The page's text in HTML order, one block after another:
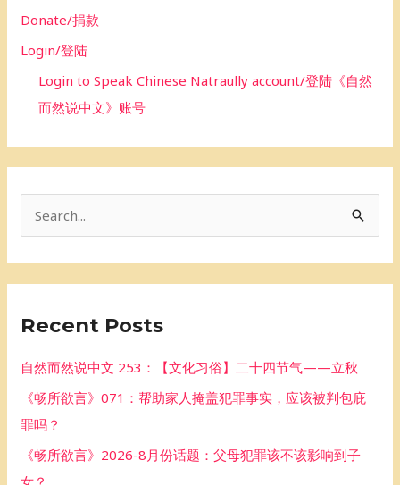
Donate/捐款
Login/登陆
Login to Speak Chinese Natraully account/登陆《自然
而然说中文》账号
c
f
r
Recent Posts
自然而然说中文 253：【文化习俗】二十四节气——立秋
《畅所欲言》071：帮助家人掩盖犯罪事实，应该被判包庇
罪吗？
《畅所欲言》2026-8月份话题：父母犯罪该不该影响到子
女？